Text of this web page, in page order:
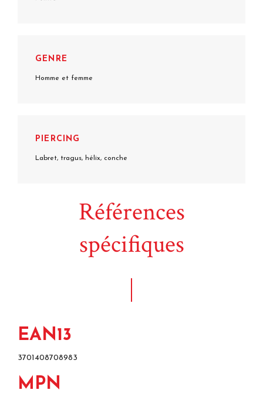
GENRE
Homme et femme
PIERCING
Labret, tragus, hélix, conche
Références
spécifiques
EAN13
3701408708983
MPN